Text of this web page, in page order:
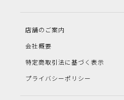
店舗のご案内
会社概要
特定商取引法に基づく表示
プライバシーポリシー